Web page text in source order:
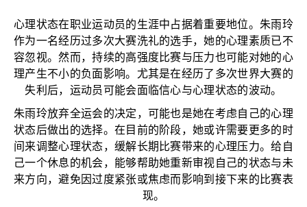
心理状态在职业运动员的生涯中占据着重要地位。朱雨玲
作为一名经历过多次大赛洗礼的选手，她的心理素质已不
容忽视。然而，持续的高强度比赛与压力也可能对她的心
理产生不小的负面影响。尤其是在经历了多次世界大赛的
失利后，运动员可能会面临信心与心理状态的波动。
朱雨玲放弃全运会的决定，可能也是她在考虑自己的心理
状态后做出的选择。在目前的阶段，她或许需要更多的时
间来调整心理状态，缓解长期比赛带来的心理压力。给自
己一个休息的机会，能够帮助她重新审视自己的状态与未
来方向，避免因过度紧张或焦虑而影响到接下来的比赛表
现。